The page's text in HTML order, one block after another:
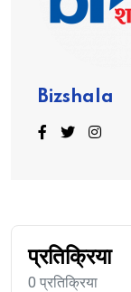
Bizshala
प्रतिक्रिया
0 प्रतिक्रिया